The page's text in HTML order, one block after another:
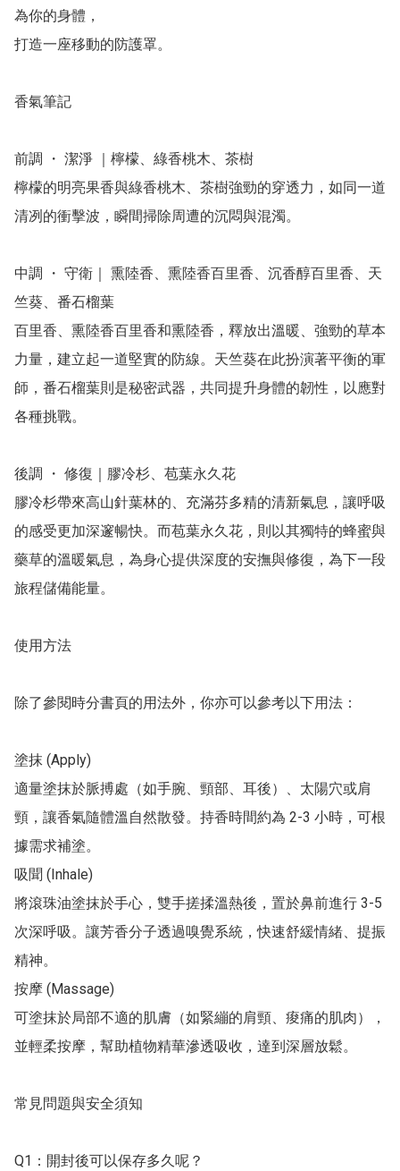
為你的身體，
打造一座移動的防護罩。
香氣筆記
前調 ・ 潔淨 ｜檸檬、綠香桃木、茶樹
檸檬的明亮果香與綠香桃木、茶樹強勁的穿透力，如同一道
清冽的衝擊波，瞬間掃除周遭的沉悶與混濁。
中調 ・ 守衛｜ 熏陸香、熏陸香百里香、沉香醇百里香、天
竺葵、番石榴葉
百里香、熏陸香百里香和熏陸香，釋放出溫暖、強勁的草本
力量，建立起一道堅實的防線。天竺葵在此扮演著平衡的軍
師，番石榴葉則是秘密武器，共同提升身體的韌性，以應對
各種挑戰。
後調 ・ 修復｜膠冷杉、苞葉永久花
膠冷杉帶來高山針葉林的、充滿芬多精的清新氣息，讓呼吸
的感受更加深邃暢快。而苞葉永久花，則以其獨特的蜂蜜與
藥草的溫暖氣息，為身心提供深度的安撫與修復，為下一段
旅程儲備能量。
使用方法
除了參閱時分書頁的用法外，你亦可以參考以下用法：
塗抹 (Apply)
適量塗抹於脈搏處（如手腕、頸部、耳後）、太陽穴或肩
頸，讓香氣隨體溫自然散發。持香時間約為 2-3 小時，可根
據需求補塗。
吸聞 (Inhale)
將滾珠油塗抹於手心，雙手搓揉溫熱後，置於鼻前進行 3-5
次深呼吸。讓芳香分子透過嗅覺系統，快速舒緩情緒、提振
精神。
按摩 (Massage)
可塗抹於局部不適的肌膚（如緊繃的肩頸、痠痛的肌肉），
並輕柔按摩，幫助植物精華滲透吸收，達到深層放鬆。
常見問題與安全須知
Q1：開封後可以保存多久呢？